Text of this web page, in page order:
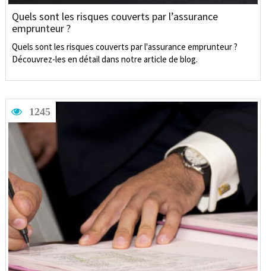
Quels sont les risques couverts par l’assurance
emprunteur ?
Quels sont les risques couverts par l'assurance emprunteur ?
Découvrez-les en détail dans notre article de blog.
1245